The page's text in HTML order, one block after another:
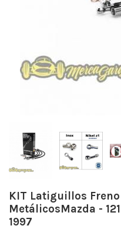
KIT Latiguillos Freno
MetálicosMazda -
1997